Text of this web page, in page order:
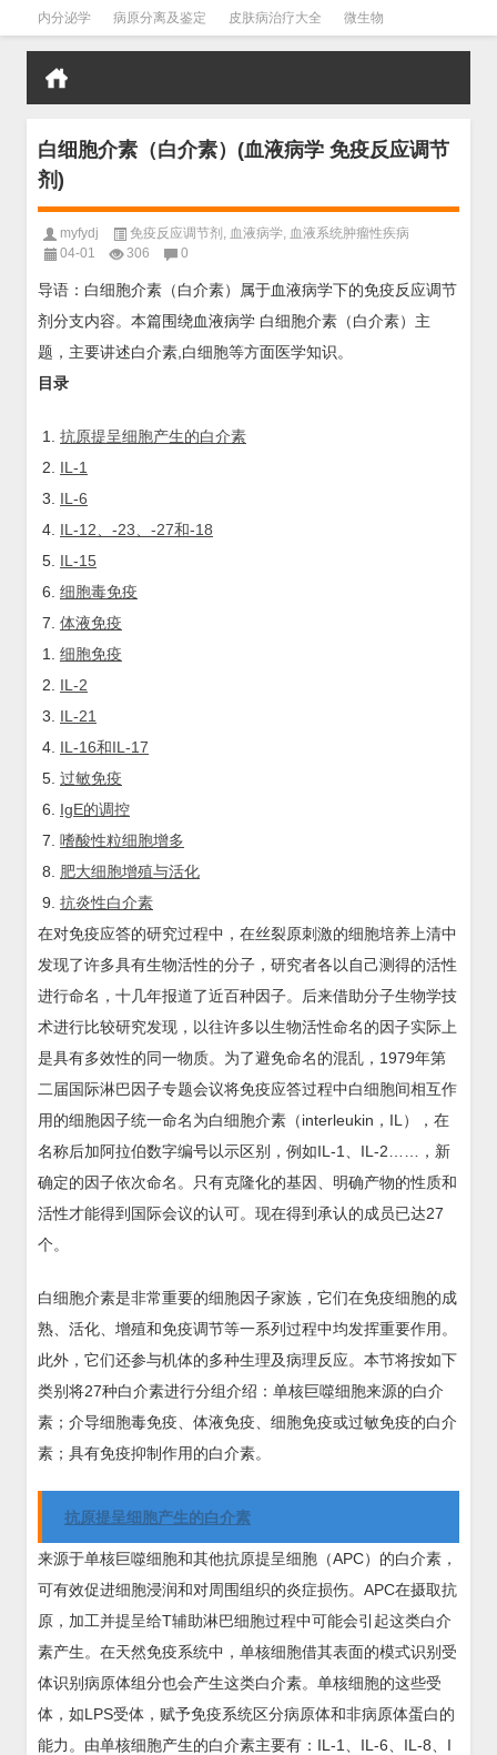
内分泌学 病原分离及鉴定 皮肤病治疗大全 微生物
皮肤病学 男科学 血液病学 心血管 口腔医学 禁戒毒品
白细胞介素（白介素）(血液病学 免疫反应调节
剂)
myfydj 免疫反应调节剂 , 血液病学, 血液系统肿瘤性疾病
04-01
306 0
导语：白细胞介素（白介素）属于血液病学下的免疫反应调节
剂分支内容。本篇围绕血液病学 白细胞介素（白介素）主
题，主要讲述白介素,白细胞等方面医学知识。
目录
抗原提呈细胞产生的白介素
IL-1
IL-6
IL-12、-23、-27和-18
IL-15
细胞毒免疫
体液免疫
细胞免疫
IL-2
IL-21
IL-16和IL-17
过敏免疫
IgE的调控
嗜酸性粒细胞增多
肥大细胞增殖与活化
抗炎性白介素
在对免疫应答的研究过程中，在丝裂原刺激的细胞培养上清中
发现了许多具有生物活性的分子，研究者各以自己测得的活性
进行命名，十几年报道了近百种因子。后来借助分子生物学技
术进行比较研究发现，以往许多以生物活性命名的因子实际上
是具有多效性的同一物质。为了避免命名的混乱，1979年第
二届国际淋巴因子专题会议将免疫应答过程中白细胞间相互作
用的细胞因子统一命名为白细胞介素（interleukin，IL），在
名称后加阿拉伯数字编号以示区别，例如IL-1、IL-2……，新
确定的因子依次命名。只有克隆化的基因、明确产物的性质和
活性才能得到国际会议的认可。现在得到承认的成员已达27
个。
白细胞介素是非常重要的细胞因子家族，它们在免疫细胞的成
熟、活化、增殖和免疫调节等一系列过程中均发挥重要作用。
此外，它们还参与机体的多种生理及病理反应。本节将按如下
类别将27种白介素进行分组介绍：单核巨噬细胞来源的白介
素；介导细胞毒免疫、体液免疫、细胞免疫或过敏免疫的白介
素；具有免疫抑制作用的白介素。
抗原提呈细胞产生的白介素
来源于单核巨噬细胞和其他抗原提呈细胞（APC）的白介素，
可有效促进细胞浸润和对周围组织的炎症损伤。APC在摄取抗
原，加工并提呈给T辅助淋巴细胞过程中可能会引起这类白介
素产生。在天然免疫系统中，单核细胞借其表面的模式识别受
体识别病原体组分也会产生这类白介素。单核细胞的这些受
体，如LPS受体，赋予免疫系统区分病原体和非病原体蛋白的
能力。由单核细胞产生的白介素主要有：IL-1、IL-6、IL-8、I